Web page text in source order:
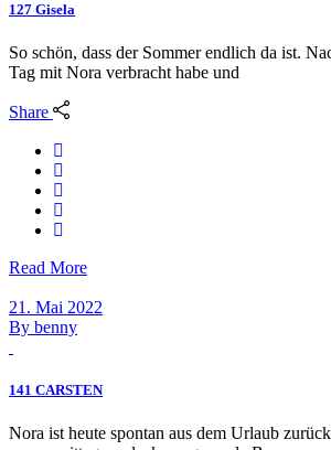
127 Gisela
So schön, dass der Sommer endlich da ist.
Tag mit Nora verbracht habe und
Share
Read More
21. Mai 2022
By benny
141 CARSTEN
Nora ist heute spontan aus dem Urlaub